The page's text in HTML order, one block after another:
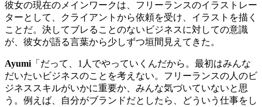
彼女の現在のメインワークは、フリーランスのイラストレー
ターとして、クライアントから依頼を受け、イラストを描く
ことだ。決してブレることのないビジネスに対しての意識
が、彼女が語る言葉から少しずつ垣間見えてきた。
Ayumi 「だって、 1 人でやっていくんだから。最初はみんな
だいたいビジネスのことを考えない。フリーランスの人のビ
ジネススキルがいかに重要か、みんな気づいていないと思
う。例えば、自分がブランドだとしたら、どういう仕事をし